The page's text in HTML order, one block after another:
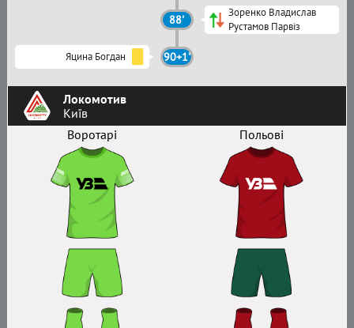
Локомотив
Київ
Воротарі
Польові
88'
Зоренко Владислав
Рустамов Парвіз
Яцина Богдан 90+1'